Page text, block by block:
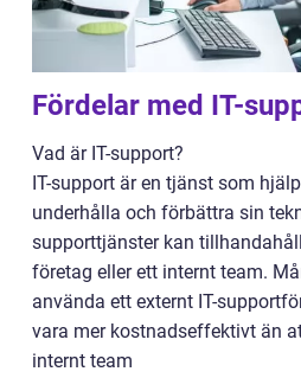
Fördelar med IT-
Vad är IT-support?
IT-support är en tjänst som
underhålla och förbättra sin
supporttjänster kan
företag eller ett internt team.
använda ett externt IT-
vara mer kostnadseffektivt än
internt team